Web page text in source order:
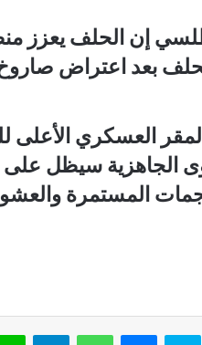
إن الحلف يعزز
بعد اعتراض
العسكري الأعلى
الجاهزية سيظل على
المستمرة
سكايب واتساب